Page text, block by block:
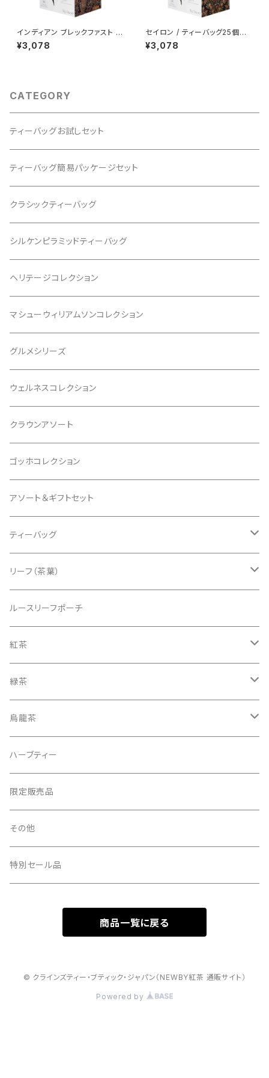
インディアン ブレックファスト /
ティーバッグ25個入り
¥3,078
セイロン / ティーバッグ25個入
り
¥3,078
CATEGORY
ティーバッグお試しセット
ティーバッグ簡易パッケージセット
クラシックティーバッグ
シルケンピラミッドティーバッグ
ヘリテージコレクション
マシューウィリアムソンコレクション
グルメシリーズ
ウェルネスコレクション
クラウンアソート
ゴッホコレクション
アソート＆ギフトセット
ティーバッグ
クラシックティーバッグ
ティーバッグ 25個入り
ティーバッグ 50個入り
シルケンピラミッドティーバッグ
アソート＆ギフトセット
ティーバッグお試しセット
ティーバッグバラ
ティーバッグ20個入り 簡易パッケージセット
リーフ（茶葉）
リーフ（茶葉） 100g入り BOX
リーフ（茶葉） 125g入り CADDY（缶）
グルメシリーズ
ヘリテージコレクション
アソート＆ギフトセット
ゴッホコレクション
ルースリーフポーチ
紅茶
ノンフレーバードティー（紅茶100％）
紅茶ベースのフレーバードティー
緑茶
ノンフレーバードティー（緑茶100％）
緑茶ベースのフレーバードティー
烏龍茶
烏龍茶ベースのフレーバードティー
ハーブティー
限定販売品
その他
特別セール品
商品一覧に戻る
© クラインズティー・ブティック・ジャパン（NEWBY紅茶 通販サイト）
Powered by